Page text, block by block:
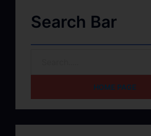
Search Bar
HOME PAGE